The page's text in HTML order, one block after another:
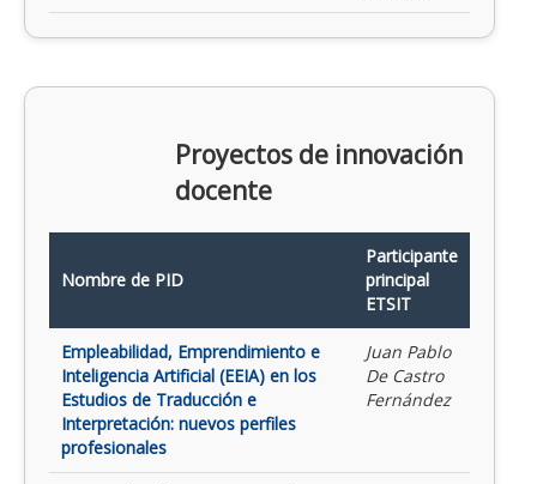
Proyectos de innovación
docente
Nombre de PID
Participante
principal
ETSIT
Empleabilidad, Emprendimiento e
Inteligencia Artificial (EEIA) en los
Estudios de Traducción e
Interpretación: nuevos perfiles
profesionales
Juan Pablo
De Castro
Fernández